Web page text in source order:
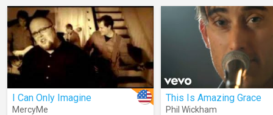
I Can Only Imagine
MercyMe
This Is Amazing Grace
Phil Wickham